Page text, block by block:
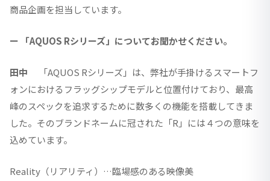
商品企画を担当しています。
ー 「AQUOS Rシリーズ」についてお聞かせください。
田中
「AQUOS Rシリーズ」は、弊社が手掛けるスマートフ
ォンにおけるフラッグシップモデルと位置付けており、最高
峰のスペックを追求するために数多くの機能を搭載してきま
した。そのブランドネームに冠された「R」には４つの意味を
込めています。
Reality（リアリティ）…臨場感のある映像美